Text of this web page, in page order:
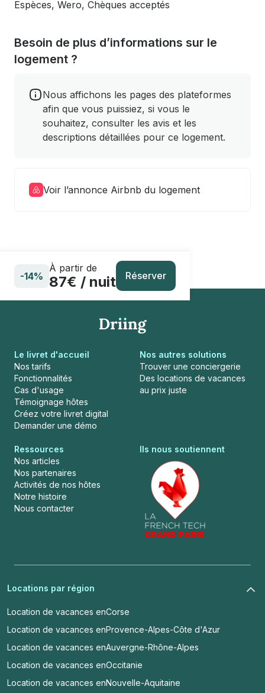
Espèces, Wero, Chèques acceptés
Besoin de plus d’informations sur le
logement ?
Nous affichons les pages des plateformes
afin que vous puissiez, si vous le
souhaitez, consulter les avis et les
descriptions détaillées pour ce logement.
Voir l’annonce Airbnb du logement
-14%
À partir de
87€ / nuit Réserver
Le livret d'accueil
Nos tarifs
Fonctionnalités
Cas d'usage
Témoignage hôtes
Créez votre livret digital
Demander une démo
Nos autres solutions
Trouver une conciergerie
Des locations de vacances
au prix juste
Ressources
Nos articles
Nos partenaires
Activités de nos hôtes
Notre histoire
Nous contacter
Ils nous soutiennent
Locations par région
Location de vacances enCorse
Location de vacances enProvence-Alpes-Côte d'Azur
Location de vacances enAuvergne-Rhône-Alpes
Location de vacances enOccitanie
Location de vacances enNouvelle-Aquitaine